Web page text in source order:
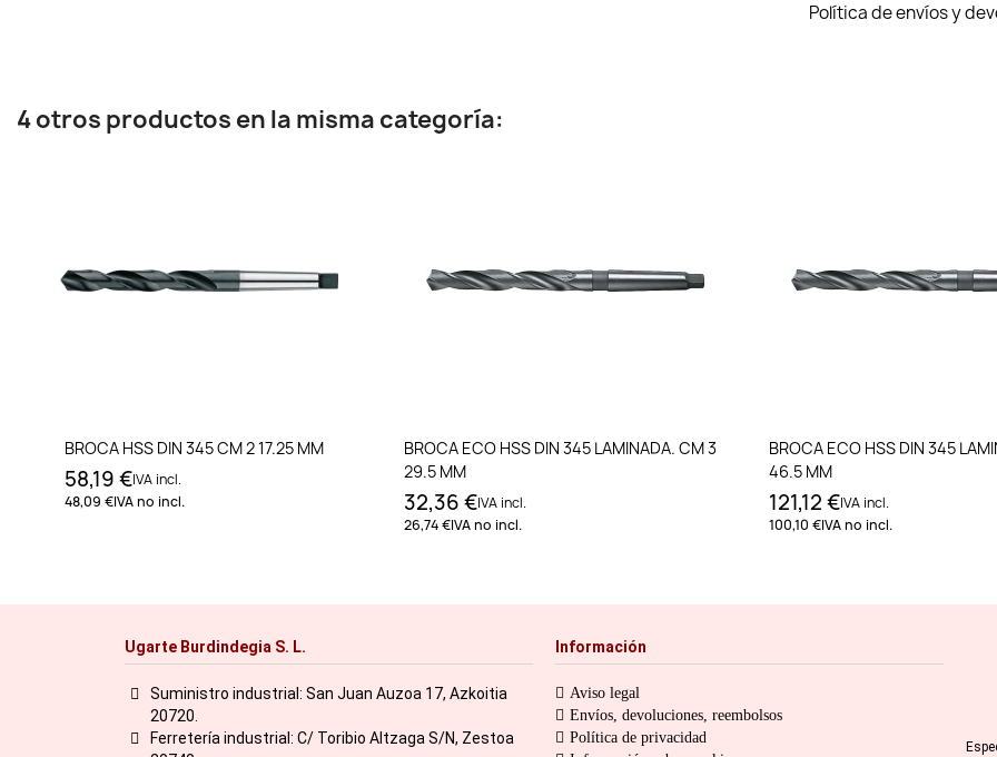
Política de envíos y
4 otros productos en la misma categoría:
Añadir al carrito
BROCA HSS DIN 345 CM 2 17.25 MM
58,19 €IVA incl.
48,09 €IVA no incl.
Añadir al carrito
BROCA ECO HSS DIN 345 LAMINADA. CM 3
29.5 MM
32,36 €IVA incl.
26,74 €IVA no incl.
Añadir al
BROCA ECO HSS DIN 345
46.5 MM
121,12 €IVA incl.
100,10 €IVA no incl.
Ugarte Burdindegia S. L.
Suministro industrial: San Juan Auzoa 17, Azkoitia
20720.
Ferretería industrial: C/ Toribio Altzaga S/N, Zestoa
Información
Aviso legal
Envíos, devoluciones, reembolsos
Política de privacidad